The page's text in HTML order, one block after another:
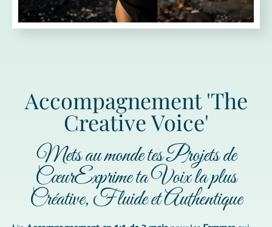
Accompagnement 'The
Creative Voice'
Mets au monde tes Projets de
CœurExprime ta Voix la plus
Créative, Fluide et Authentique